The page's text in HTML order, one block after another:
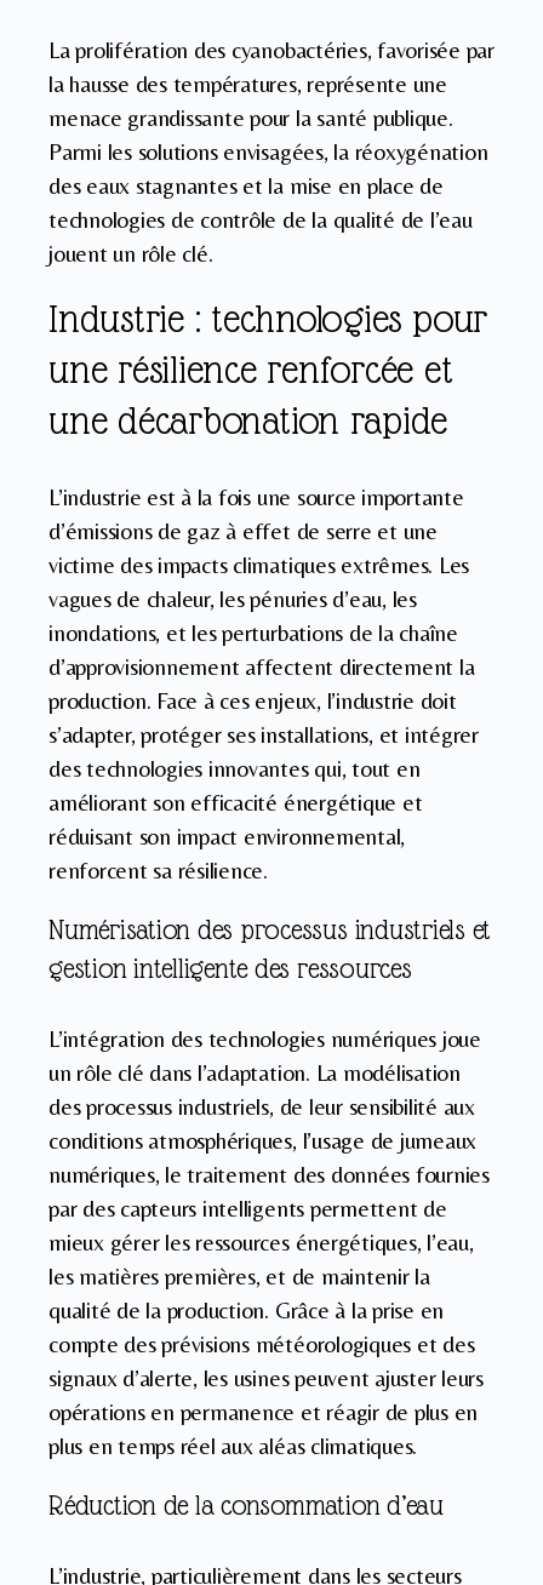
La prolifération des cyanobactéries, favorisée par
la hausse des températures, représente une
menace grandissante pour la santé publique.
Parmi les solutions envisagées, la réoxygénation
des eaux stagnantes et la mise en place de
technologies de contrôle de la qualité de l’eau
jouent un rôle clé.
Industrie : technologies pour
une résilience renforcée et
une décarbonation rapide
L’industrie est à la fois une source importante
d’émissions de gaz à effet de serre et une
victime des impacts climatiques extrêmes. Les
vagues de chaleur, les pénuries d’eau, les
inondations, et les perturbations de la chaîne
d’approvisionnement affectent directement la
production. Face à ces enjeux, l’industrie doit
s’adapter, protéger ses installations, et intégrer
des technologies innovantes qui, tout en
améliorant son efficacité énergétique et
réduisant son impact environnemental,
renforcent sa résilience.
Numérisation des processus industriels et
gestion intelligente des ressources
L’intégration des technologies numériques joue
un rôle clé dans l’adaptation. La modélisation
des processus industriels, de leur sensibilité aux
conditions atmosphériques, l’usage de jumeaux
numériques, le traitement des données fournies
par des capteurs intelligents permettent de
mieux gérer les ressources énergétiques, l’eau,
les matières premières, et de maintenir la
qualité de la production. Grâce à la prise en
compte des prévisions météorologiques et des
signaux d’alerte, les usines peuvent ajuster leurs
opérations en permanence et réagir de plus en
plus en temps réel aux aléas climatiques.
Réduction de la consommation d’eau
L’industrie, particulièrement dans les secteurs